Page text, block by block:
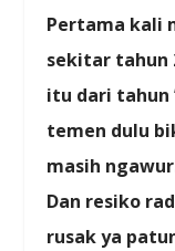
Pertama kali
sekitar tahun
itu dari tahun
temen dulu
masih
Dan resiko
rusak ya